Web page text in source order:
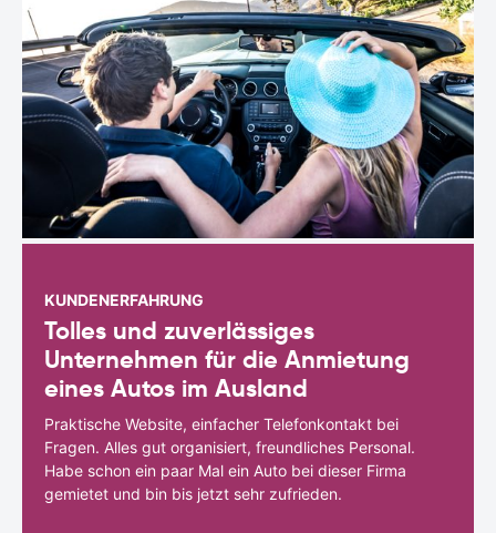
KUNDENERFAHRUNG
Tolles und zuverlässiges
Unternehmen für die Anmietung
eines Autos im Ausland
Praktische Website, einfacher Telefonkontakt bei
Fragen. Alles gut organisiert, freundliches Personal.
Habe schon ein paar Mal ein Auto bei dieser Firma
gemietet und bin bis jetzt sehr zufrieden.